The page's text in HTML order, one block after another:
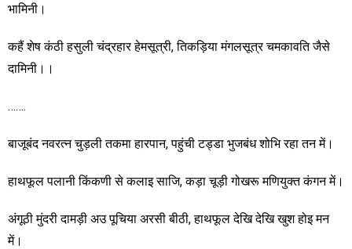
भामिनी।
कहैंशेष कंठी हसुली चंद्रहार हेमसूत्री, तिकड़िया मंगलसूत्र चमकावति जैसे
दामिनी।।
…….
बाजूबंद नवरत्न चुड़ली तकमा हारपान, पहुंची टड्डा भुजबंध शोभि रहा तन में।
हाथफूल पलानी किंकणी से कलाइ साजि, कड़ा चूड़ी गोखरू मणियुक्त कंगन में।
अंगूठी मुंदरी दामड़ी अउ पूचिया अरसी बीठी, हाथफूल देखि देखि खुश होइ मन
में।